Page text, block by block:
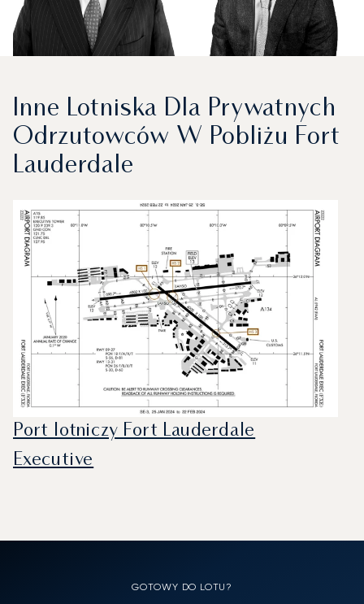
Inne Lotniska Dla Prywatnych
Odrzutowców W Pobliżu Fort
Lauderdale
Port lotniczy Fort Lauderdale
Executive
GOTOWY DO LOTU?